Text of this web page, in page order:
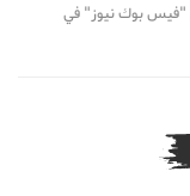
"فيس بوك نيوز" في